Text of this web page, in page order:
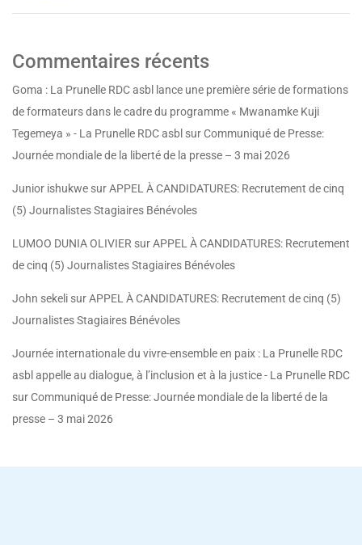
Commentaires récents
Goma : La Prunelle RDC asbl lance une première série de formations
de formateurs dans le cadre du programme « Mwanamke Kuji
Tegemeya » - La Prunelle RDC asbl surCommuniqué de Presse:
Journée mondiale de la liberté de la presse – 3 mai 2026
Junior ishukwe surAPPEL À CANDIDATURES: Recrutement de cinq
(5) Journalistes Stagiaires Bénévoles
LUMOO DUNIA OLIVIER surAPPEL À CANDIDATURES: Recrutement
de cinq (5) Journalistes Stagiaires Bénévoles
John sekeli surAPPEL À CANDIDATURES: Recrutement de cinq (5)
Journalistes Stagiaires Bénévoles
Journée internationale du vivre-ensemble en paix : La Prunelle RDC
asbl appelle au dialogue, à l’inclusion et à la justice - La Prunelle RDC
surCommuniqué de Presse: Journée mondiale de la liberté de la
presse – 3 mai 2026